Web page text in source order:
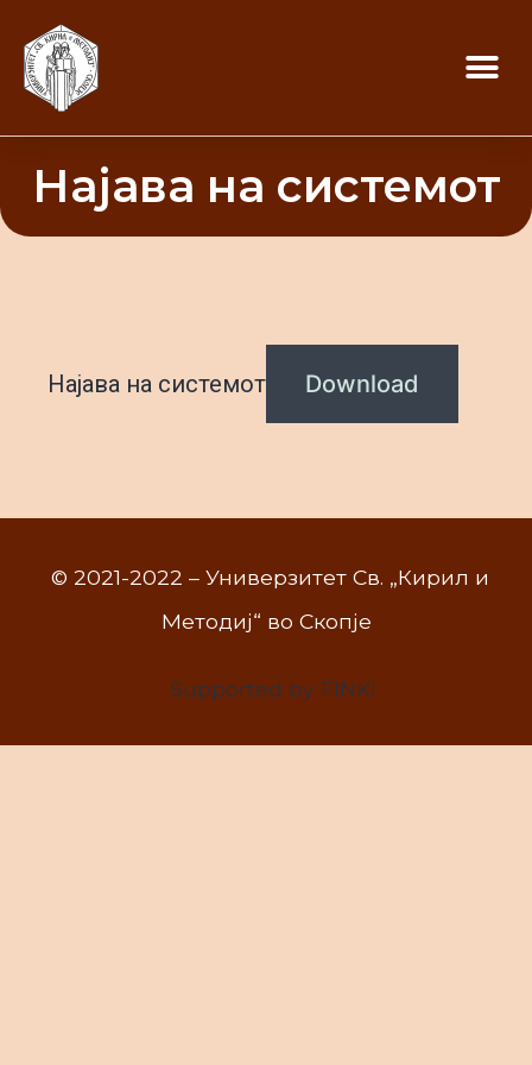
Најава на системот
Најава на системот Download
© 2021-2022 – Универзитет Св. „Кирил и
Методиј“ во Скопје
Supported by FINKI